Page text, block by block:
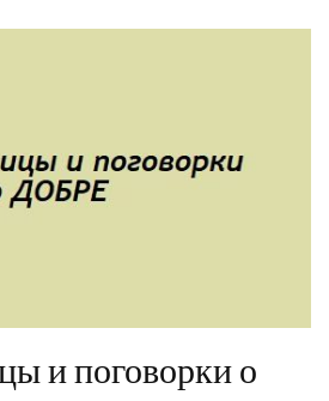
и поговорки о